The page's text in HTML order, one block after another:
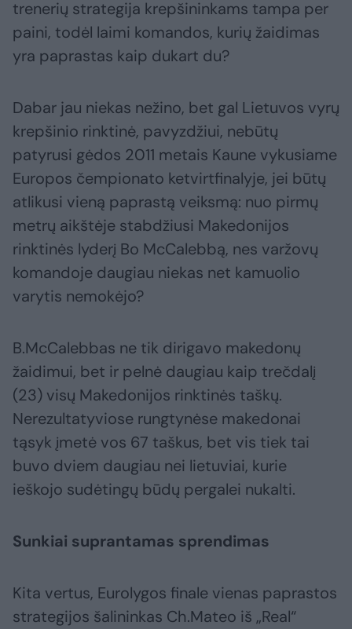
trenerių strategija krepšininkams tampa per
paini, todėl laimi komandos, kurių žaidimas
yra paprastas kaip dukart du?
Dabar jau niekas nežino, bet gal Lietuvos vyrų
krepšinio rinktinė, pavyzdžiui, nebūtų
patyrusi gėdos 2011 metais Kaune vykusiame
Europos čempionato ketvirtfinalyje, jei būtų
atlikusi vieną paprastą veiksmą: nuo pirmų
metrų aikštėje stabdžiusi Makedonijos
rinktinės lyderį Bo McCalebbą, nes varžovų
komandoje daugiau niekas net kamuolio
varytis nemokėjo?
B.McCalebbas ne tik dirigavo makedonų
žaidimui, bet ir pelnė daugiau kaip trečdalį
(23) visų Makedonijos rinktinės taškų.
Nerezultatyviose rungtynėse makedonai
tąsyk įmetė vos 67 taškus, bet vis tiek tai
buvo dviem daugiau nei lietuviai, kurie
ieškojo sudėtingų būdų pergalei nukalti.
Sunkiai suprantamas sprendimas
Kita vertus, Eurolygos finale vienas paprastos
strategijos šalininkas Ch.Mateo iš „Real“